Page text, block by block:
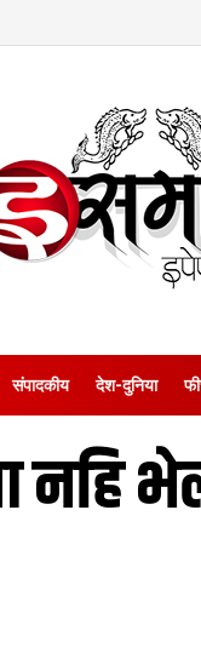
संपादकीय देश-दुनिया
नहि